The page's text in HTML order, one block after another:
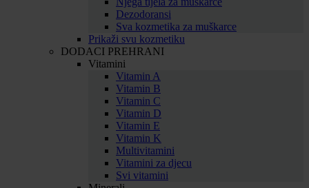
Dezodoransi
Sva kozmetika za muškarce
Prikaži svu kozmetiku
DODACI PREHRANI
Vitamini
Vitamin A
Vitamin B
Vitamin C
Vitamin D
Vitamin E
Vitamin K
Multivitamini
Vitamini za djecu
Svi vitamini